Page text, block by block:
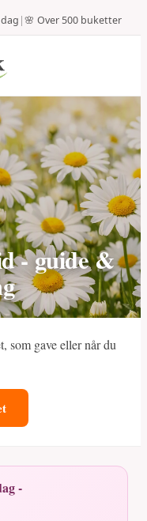
|🌸 Over 500 buketter
- guide &
som gave eller når du
-